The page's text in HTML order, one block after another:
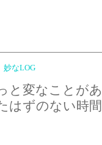
妙なLOG
と変なことが
はずのない時